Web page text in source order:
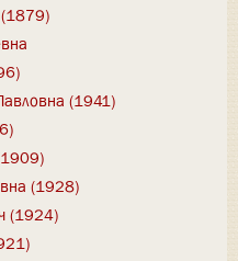
(1879)
(1941)
(1928)
(1924)